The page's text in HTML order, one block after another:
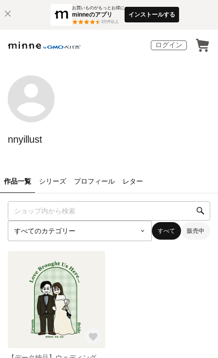
お買いものがもっとお得に
minneのアプリ
3万件以上
インストールする
ログイン
nnyillust
作品一覧 シリーズ プロフィール レター
すべて 販売中